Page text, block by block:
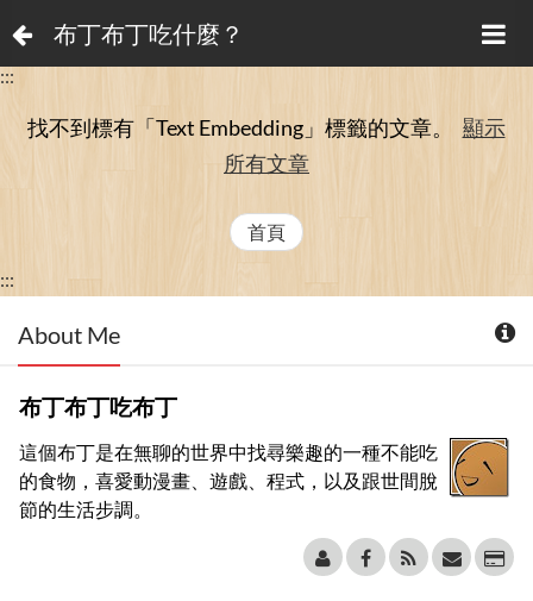
布丁布丁吃什麼？
:::
找不到標有「Text Embedding」標籤的文章。
顯示
所有文章
首頁
:::
About Me
布丁布丁吃布丁
這個布丁是在無聊的世界中找尋樂趣的一種不能吃
的食物，喜愛動漫畫、遊戲、程式，以及跟世間脫
節的生活步調。